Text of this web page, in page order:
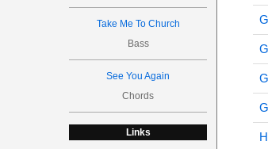
Take Me To Church
Bass
See You Again
Chords
Links